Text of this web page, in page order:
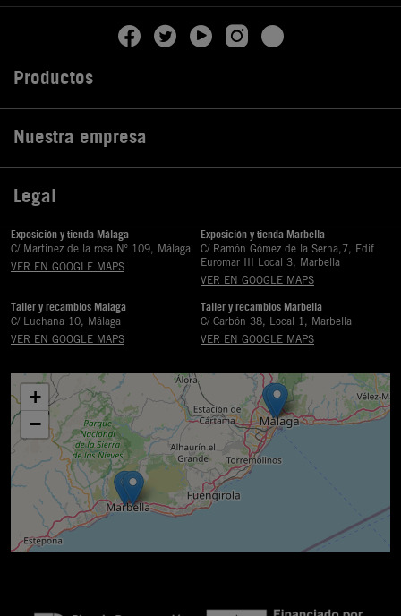
Productos
Nuestra empresa
Legal
Exposición y tienda Málaga
C/ Martinez de la rosa Nº 109, Málaga
VER EN GOOGLE MAPS
Exposición y tienda Marbella
C/ Ramón Gómez de la Serna,7, Edif
Euromar III Local 3, Marbella
VER EN GOOGLE MAPS
Taller y recambios Málaga
C/ Luchana 10, Málaga
VER EN GOOGLE MAPS
Taller y recambios Marbella
C/ Carbón 38, Local 1, Marbella
VER EN GOOGLE MAPS
+
−